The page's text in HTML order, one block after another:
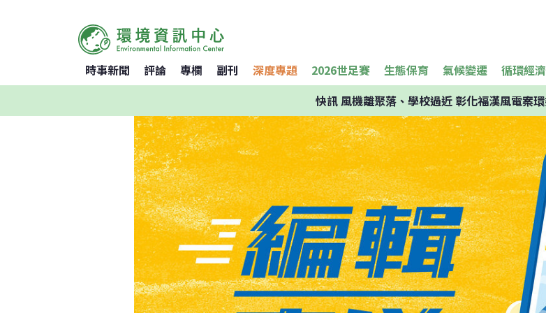
時事新聞 評論 專欄 副刊 深度專題 2026世足賽 生態保育 氣候變遷 循環經濟
快訊風機離聚落、學校過近 彰化福漢風電案